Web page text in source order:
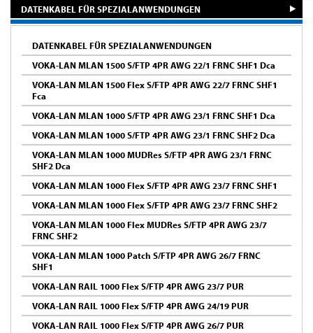
DATENKABEL FÜR SPEZIALANWENDUNGEN
DATENKABEL FÜR SPEZIALANWENDUNGEN
VOKA-LAN MLAN 1500 S/FTP 4PR AWG 22/1 FRNC SHF1 Dca
VOKA-LAN MLAN 1500 Flex S/FTP 4PR AWG 22/7 FRNC SHF1
Fca
VOKA-LAN MLAN 1000 S/FTP 4PR AWG 23/1 FRNC SHF1 Dca
VOKA-LAN MLAN 1000 S/FTP 4PR AWG 23/1 FRNC SHF2 Dca
VOKA-LAN MLAN 1000 MUDRes S/FTP 4PR AWG 23/1 FRNC
SHF2 Dca
VOKA-LAN MLAN 1000 Flex S/FTP 4PR AWG 23/7 FRNC SHF1
VOKA-LAN MLAN 1000 Flex S/FTP 4PR AWG 23/7 FRNC SHF2
VOKA-LAN MLAN 1000 Flex MUDRes S/FTP 4PR AWG 23/7
FRNC SHF2
VOKA-LAN MLAN 1000 Patch S/FTP 4PR AWG 26/7 FRNC
SHF1
VOKA-LAN RAIL 1000 Flex S/FTP 4PR AWG 23/7 PUR
VOKA-LAN RAIL 1000 Flex S/FTP 4PR AWG 24/19 PUR
VOKA-LAN RAIL 1000 Flex S/FTP 4PR AWG 26/7 PUR